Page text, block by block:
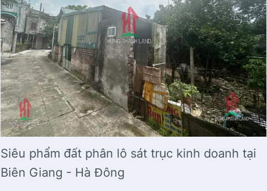
Siêu phẩm đất phân lô sát trục kinh doanh tại
Biên Giang - Hà Đông